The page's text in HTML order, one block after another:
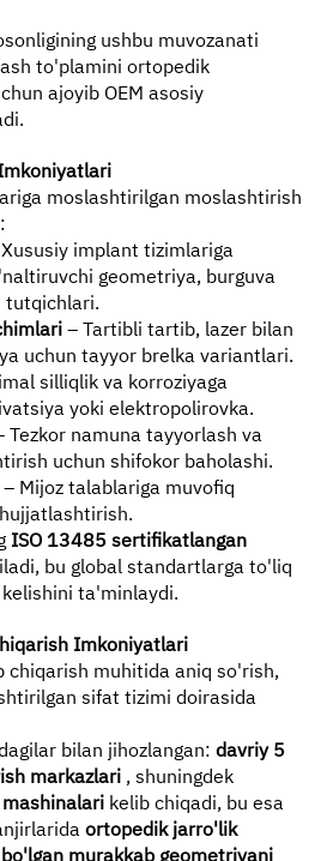
ushbu muvozanati
to'plamini ortopedik
ajoyib OEM asosiy
moslashtirilgan moslashtirish
implant tizimlariga
geometriya, burguva
tutqichlari.
– Tartibli tartib, lazer bilan
uchun tayyor brelka variantlari.
silliqlik va korroziyaga
yoki elektropolirovka.
Tezkor namuna tayyorlash va
uchun shifokor baholashi.
– Mijoz talablariga muvofiq
ISO 13485 sertifikatlangan
bu global standartlarga to'liq
ta'minlaydi.
Imkoniyatlari
chiqarish muhitida aniq so'rish,
sifat tizimi doirasida
bilan jihozlangan: davriy 5
markazlari , shuningdek
kelib chiqadi, bu esa
ortopedik jarro'lik
murakkab geometriyani